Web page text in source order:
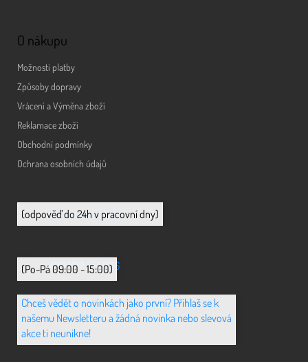
O nákupu
Možnosti platby
Způsoby dopravy
Vrácení a Výměna zboží
Reklamace zboží
Obchodní podmínky
Ochrana osobních údajů
info@animerch.cz
(odpověď do 24h v pracovní dny)
+420 702 851 036
(Po-Pá 09:00 - 15:00)
Chceš vědět o novinkách jako první? Přihlaš se k
našemu Newsletteru a žádná novinka nebo slevová
akce ti neunikne!